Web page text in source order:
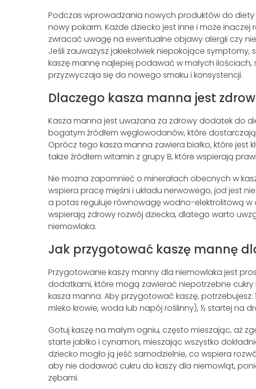
Podczas wprowadzania nowych produktów do
nowy pokarm. Każde dziecko jest inne i może
zwracać uwagę na ewentualne objawy alergii czy
Jeśli zauważysz jakiekolwiek niepokojące
kaszę mannę najlepiej podawać w małych
przyzwyczaja się do nowego smaku i konsystencji.
Dlaczego kasza manna jest
Kasza manna jest uważana za zdrowy dodatek do
bogatym źródłem węglowodanów, które
Oprócz tego kasza manna zawiera białko, które jest
także źródłem witamin z grupy B, które wspierają
Nie można zapomnieć o minerałach obecnych w
wspiera pracę mięśni i układu nerwowego, jod jest
a potas reguluje równowagę wodno-elektrolitową w
wspierają zdrowy rozwój dziecka, dlatego warto
niemowlaka.
Jak przygotować kaszę mannę
Przygotowanie kaszy manny dla niemowlaka jest
dodatkami, które mogą zawierać niepotrzebne
kasza manna. Aby przygotować kaszę, potrzebujesz:
mleko krowie, woda lub napój roślinny), ½ startej na
Gotuj kaszę na małym ogniu, często mieszając, aż
starte jabłko i cynamon, mieszając wszystko
dziecko mogło ją jeść samodzielnie, co wspiera
aby nie dodawać cukru do kaszy dla niemowląt,
zębami.